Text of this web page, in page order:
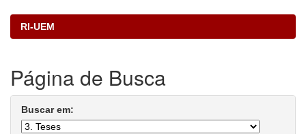
RI-UEM
Página de Busca
Buscar em: